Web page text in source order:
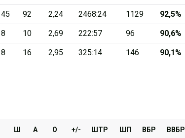
Дивизион Серебряный
Красноярские Рыси
Ладья
45 92 2,24 2468:24 1129 92,5%
8 10 2,69 222:57 96 90,6%
8 16 2,95 325:14 146 90,1%
Ш А О +/- ШТР ШП ВБР ВВБР